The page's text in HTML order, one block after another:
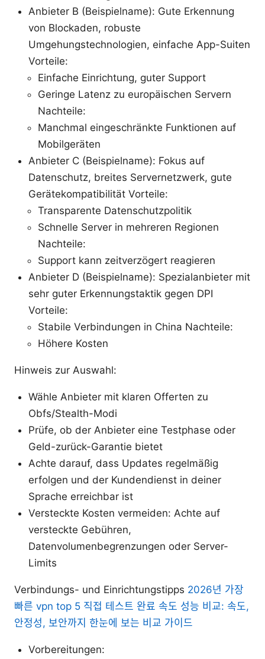
Anbieter B (Beispielname): Gute Erkennung
von Blockaden, robuste
Umgehungstechnologien, einfache App-Suiten
Vorteile:
Einfache Einrichtung, guter Support
Geringe Latenz zu europäischen Servern
Nachteile:
Manchmal eingeschränkte Funktionen auf
Mobilgeräten
Anbieter C (Beispielname): Fokus auf
Datenschutz, breites Servernetzwerk, gute
Gerätekompatibilität Vorteile:
Transparente Datenschutzpolitik
Schnelle Server in mehreren Regionen
Nachteile:
Support kann zeitverzögert reagieren
Anbieter D (Beispielname): Spezialanbieter mit
sehr guter Erkennungstaktik gegen DPI
Vorteile:
Stabile Verbindungen in China Nachteile:
Höhere Kosten
Hinweis zur Auswahl:
Wähle Anbieter mit klaren Offerten zu
Obfs/Stealth-Modi
Prüfe, ob der Anbieter eine Testphase oder
Geld-zurück-Garantie bietet
Achte darauf, dass Updates regelmäßig
erfolgen und der Kundendienst in deiner
Sprache erreichbar ist
Versteckte Kosten vermeiden: Achte auf
versteckte Gebühren,
Datenvolumenbegrenzungen oder Server-
Limits
Verbindungs- und Einrichtungstipps 2026년 가장
빠른 vpn top 5 직접 테스트 완료 속도 성능 비교: 속도,
안정성, 보안까지 한눈에 보는 비교 가이드
Vorbereitungen: